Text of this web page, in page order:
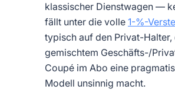
klassischer Dienstwagen —
fällt unter die volle 1-%-
typisch auf den Privat-
gemischtem Geschäfts-/
Coupé im Abo eine
Modell unsinnig macht.